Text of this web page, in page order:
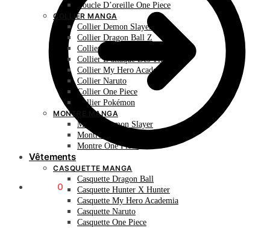
0
Boucle D’oreille One Piece
COLLIER MANGA
Collier Demon Slayer
Collier Dragon Ball Z
Collier Hunter X Hunter
Collier L’attaque Des Titans
Collier My Hero Academia
Collier Naruto
Collier One Piece
Collier Pokémon
MONTRE MANGA
Montre Demon Slayer
Montre Naruto
Montre One Piece
Vêtements
CASQUETTE MANGA
Casquette Dragon Ball
Casquette Hunter X Hunter
Casquette My Hero Academia
Casquette Naruto
Casquette One Piece